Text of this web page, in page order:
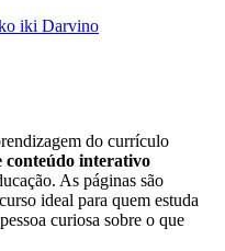
iki Darvino
do currículo
conteúdo interativo
As páginas são
ideal para quem estuda
curiosa sobre o que